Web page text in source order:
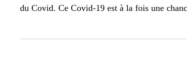
du Covid. Ce Covid-19 est à la fois une